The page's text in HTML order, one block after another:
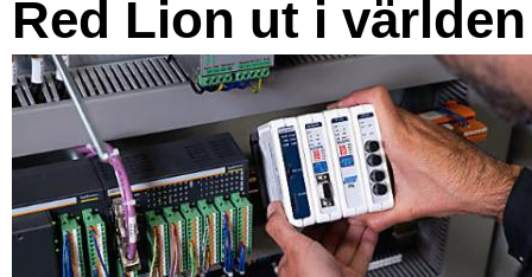
Red Lion ut i världen